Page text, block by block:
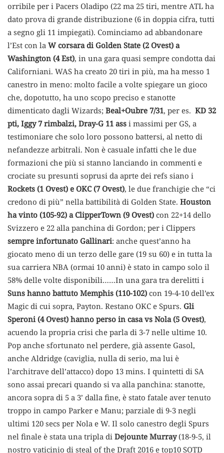
orribile per i Pacers Oladipo (22 ma 25 tiri, mentre ATL ha
dato prova di grande distribuzione (6 in doppia cifra, tutti
a segno gli 11 impiegati). Cominciamo ad abbandonare
l’Est con la W corsara di Golden State (2 Ovest) a
Washington (4 Est), in una gara quasi sempre condotta dai
Californiani. WAS ha creato 20 tiri in più, ma ha messo 1
canestro in meno: molto facile a volte spiegare un gioco
che, dopotutto, ha uno scopo preciso e stanotte
dimenticato dagli Wizards; Beal+Oubre 7/31, per es. KD 32
pti, Iggy 7 rimbalzi, Dray-G 11 ass i massimi per GS, a
testimoniare che solo loro possono battersi, al netto di
nefandezze arbitrali. Non è casuale infatti che le due
formazioni che più si stanno lanciando in commenti e
crociate su presunti soprusi da aprte dei refs siano i
Rockets (1 Ovest) e OKC (7 Ovest), le due franchigie che “ci
credono di più” nella battibilità di Golden State. Houston
ha vinto (105-92) a ClipperTown (9 Ovest) con 22+14 dello
Svizzero e 22 alla panchina di Gordon; per i Clippers
sempre infortunato Gallinari: anche quest’anno ha
giocato meno di un terzo delle gare (19 su 60) e in tutta la
sua carriera NBA (ormai 10 anni) è stato in campo solo il
58% delle volte disponibili……In una gara tra derelitti i
Suns hanno battuto Memphis (110-102) con 19-4-10 dell’ex
Magic di cui sopra, Payton. Restano OKC e Spurs. Gli
Speroni (4 Ovest) hanno perso in casa vs Nola (5 Ovest),
acuendo la propria crisi che parla di 3-7 nelle ultime 10.
Pop anche sfortunato nel perdere, già assente Gasol,
anche Aldridge (caviglia, nulla di serio, ma lui è
l’architrave dell’attacco) dopo 13 mins. I quintetti di SA
sono assai precari quando si va alla panchina: stanotte,
ancora sopra di 5 a 3’ dalla fine, è stato fatale aver tenuto
troppo in campo Parker e Manu; parziale di 9-3 negli
ultimi 120 secs per Nola e W. Il solo canestro degli Spurs
nel finale è stata una tripla di Dejounte Murray(18-9-5, il
nostro vaticinio di steal of the Draft 2016 e top10 SOTD